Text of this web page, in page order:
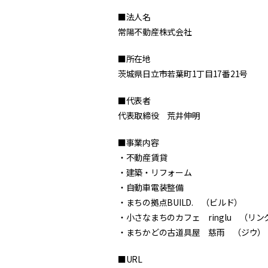
■法人名
常陽不動産株式会社
■所在地
茨城県日立市若葉町1丁目17番21号
■代表者
代表取締役 荒井伸明
■事業内容
・不動産賃貸
・建築・リフォーム
・自動車電装整備
・まちの拠点BUILD. （ビルド）
・小さなまちのカフェ ringlu （リン
・まちかどの古道具屋 慈雨 （ジウ）
■URL